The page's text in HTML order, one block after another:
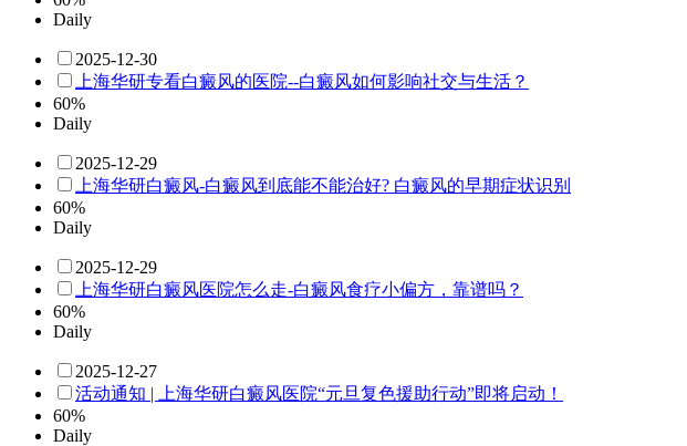
Daily
2025-12-30
上海华研专看白癜风的医院--白癜风如何影响社交与生活？
60%
Daily
2025-12-29
上海华研白癜风-白癜风到底能不能治好? 白癜风的早期症状识别
60%
Daily
2025-12-29
上海华研白癜风医院怎么走-白癜风食疗小偏方，靠谱吗？
60%
Daily
2025-12-27
活动通知 | 上海华研白癜风医院“元旦复色援助行动”即将启动！
60%
Daily